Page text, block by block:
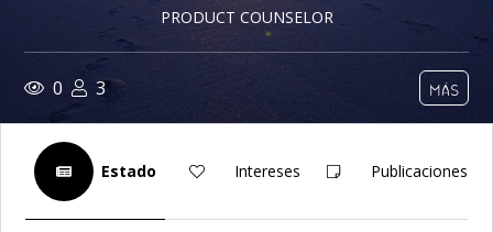
PRODUCT COUNSELOR
0 3 MÁS
Estado Intereses Publicaciones